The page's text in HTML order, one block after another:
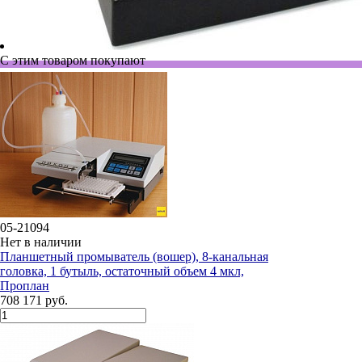
С этим товаром покупают
05-21094
Нет в наличии
Планшетный промыватель (вошер), 8-канальная
головка, 1 бутыль, остаточный объем 4 мкл,
Проплан
708 171 руб.